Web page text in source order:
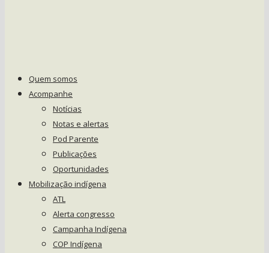
Quem somos
Acompanhe
Notícias
Notas e alertas
Pod Parente
Publicações
Oportunidades
Mobilização indígena
ATL
Alerta congresso
Campanha Indígena
COP Indígena